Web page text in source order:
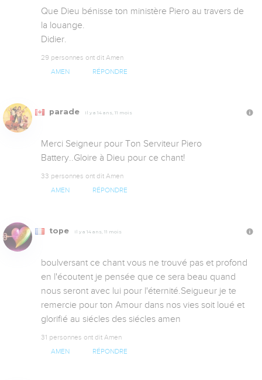
Que Dieu bénisse ton ministère Piero au travers de
la louange.
Didier.
29 personnes ont dit Amen
AMEN RÉPONDRE
parade Il y a 14 ans, 11 mois
Merci Seigneur pour Ton Serviteur Piero
Battery..Gloire à Dieu pour ce chant!
33 personnes ont dit Amen
AMEN RÉPONDRE
tope Il y a 14 ans, 11 mois
boulversant ce chant vous ne trouvé pas et profond
en l'écoutent je pensée que ce sera beau quand
nous seront avec lui pour l'éternité.Seigueur je te
remercie pour ton Amour dans nos vies soit loué et
glorifié au siécles des siécles amen
31 personnes ont dit Amen
AMEN RÉPONDRE